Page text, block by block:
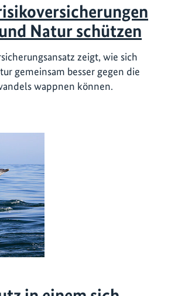
Natur schützen
zeigt, wie sich
gemeinsam besser gegen die
wappnen können.